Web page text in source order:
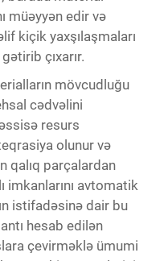
müəyyən edir və
kiçik yaxşılaşmaları
çıxarır.
mövcudluğu
cədvəlini
resurs
olunur və
qalıq parçalardan
avtomatik
istifadəsinə dair bu
hesab edilən
çevirməklə ümumi